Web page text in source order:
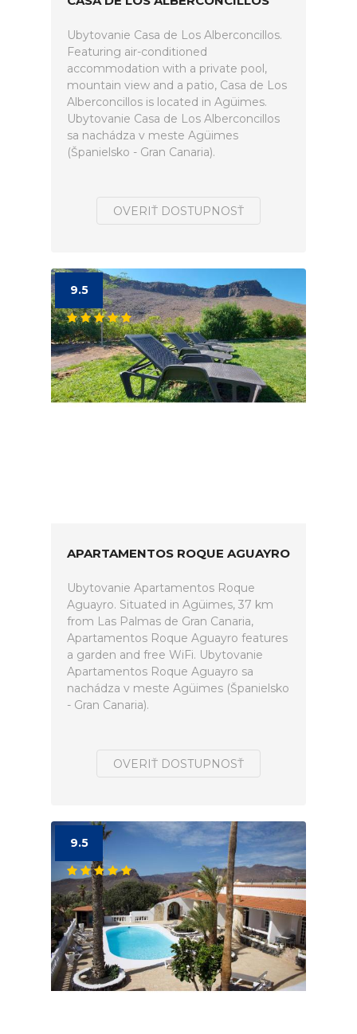
Ubytovanie Casa de Los Alberconcillos.
Featuring air-conditioned
accommodation with a private pool,
mountain view and a patio, Casa de Los
Alberconcillos is located in Agüimes.
Ubytovanie Casa de Los Alberconcillos
sa nachádza v meste Agüimes
(Španielsko - Gran Canaria).
OVERIŤ DOSTUPNOSŤ
9.5
APARTAMENTOS ROQUE AGUAYRO
Ubytovanie Apartamentos Roque
Aguayro. Situated in Agüimes, 37 km
from Las Palmas de Gran Canaria,
Apartamentos Roque Aguayro features
a garden and free WiFi. Ubytovanie
Apartamentos Roque Aguayro sa
nachádza v meste Agüimes (Španielsko
- Gran Canaria).
OVERIŤ DOSTUPNOSŤ
9.5